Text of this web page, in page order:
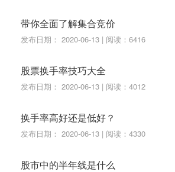
带你全面了解集合竞价
发布日期： 2020-06-13 | 阅读：6416
股票换手率技巧大全
发布日期： 2020-06-13 | 阅读：4012
换手率高好还是低好？
发布日期： 2020-06-13 | 阅读：4330
股市中的半年线是什么